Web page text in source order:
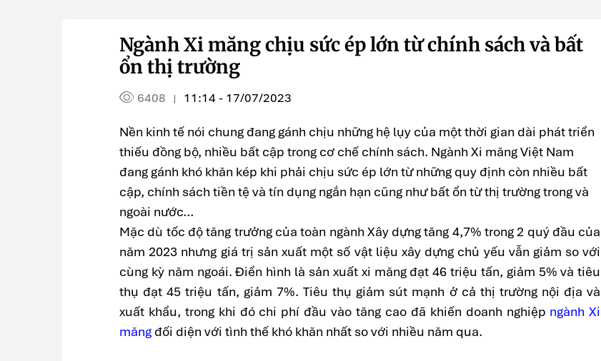
Ngành Xi măng chịu sức ép lớn từ chính sách và bất
ổn thị trường
6408 | 11:14 - 17/07/2023
Nền kinh tế nói chung đang gánh chịu những hệ lụy của một thời gian dài phát triển
thiếu đồng bộ, nhiều bất cập trong cơ chế chính sách. Ngành Xi măng Việt Nam
đang gánh khó khăn kép khi phải chịu sức ép lớn từ những quy định còn nhiều bất
cập, chính sách tiền tệ và tín dụng ngắn hạn cũng như bất ổn từ thị trường trong và
ngoài nước…
Mặc dù tốc độ tăng trưởng của toàn ngành Xây dựng tăng 4,7% trong 2 quý đầu của
năm 2023 nhưng giá trị sản xuất một số vật liệu xây dựng chủ yếu vẫn giảm so với
cùng kỳ năm ngoái. Điển hình là sản xuất xi măng đạt 46 triệu tấn, giảm 5% và tiêu
thụ đạt 45 triệu tấn, giảm 7%. Tiêu thụ giảm sút mạnh ở cả thị trường nội địa và
xuất khẩu, trong khi đó chi phí đầu vào tăng cao đã khiến doanh nghiệp ngành Xi
măng đối diện với tình thế khó khăn nhất so với nhiều năm qua.